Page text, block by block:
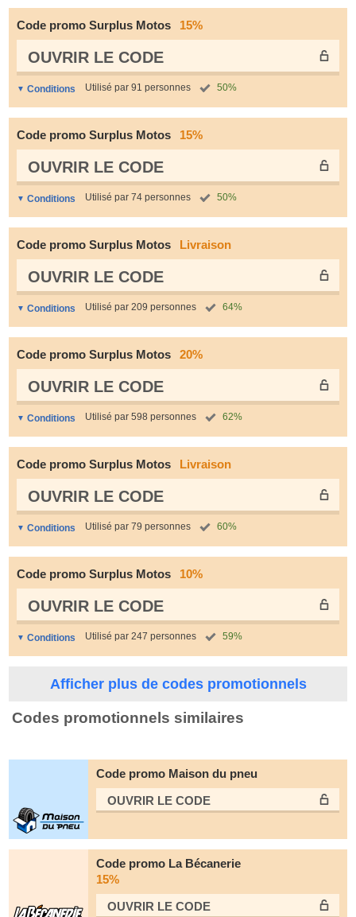
Code promo Surplus Motos 15%
OUVRIR LE СODE
Conditions Utilisé par 91 personnes 50%
Code promo Surplus Motos 15%
OUVRIR LE СODE
Conditions Utilisé par 74 personnes 50%
Code promo Surplus Motos Livraison
OUVRIR LE СODE
Conditions Utilisé par 209 personnes 64%
Code promo Surplus Motos 20%
OUVRIR LE СODE
Conditions Utilisé par 598 personnes 62%
Code promo Surplus Motos Livraison
OUVRIR LE СODE
Conditions Utilisé par 79 personnes 60%
Code promo Surplus Motos 10%
OUVRIR LE СODE
Conditions Utilisé par 247 personnes 59%
Afficher plus de codes promotionnels
Codes promotionnels similaires
Code promo Maison du pneu
OUVRIR LE СODE
Code promo La Bécanerie
15%
OUVRIR LE СODE